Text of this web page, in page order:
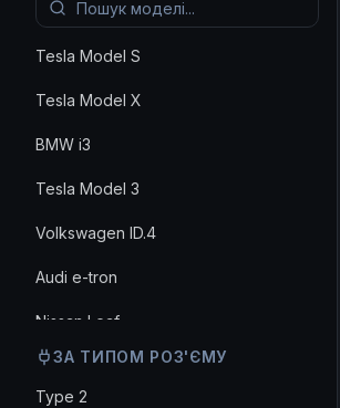
Tesla Model S
Tesla Model X
BMW i3
Tesla Model 3
Volkswagen ID.4
Audi e-tron
Nissan Leaf
Hyundai Ioniq 5
ЗА ТИПОМ РОЗ'ЄМУ
Type 2